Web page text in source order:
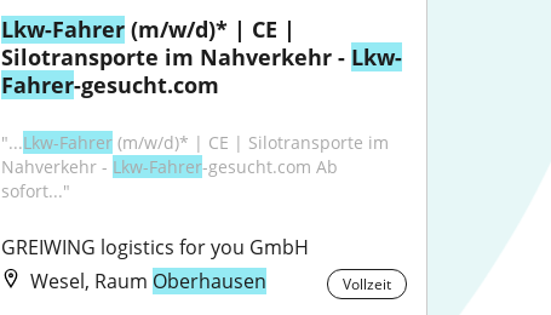
Lkw-Fahrer (m/w/d)* | CE |
Silotransporte im Nahverkehr - Lkw-
Fahrer-gesucht.com
"...Lkw-Fahrer (m/w/d)* | CE | Silotransporte im
Nahverkehr - Lkw-Fahrer-gesucht.com Ab
sofort..."
GREIWING logistics for you GmbH
Wesel, Raum Oberhausen Vollzeit